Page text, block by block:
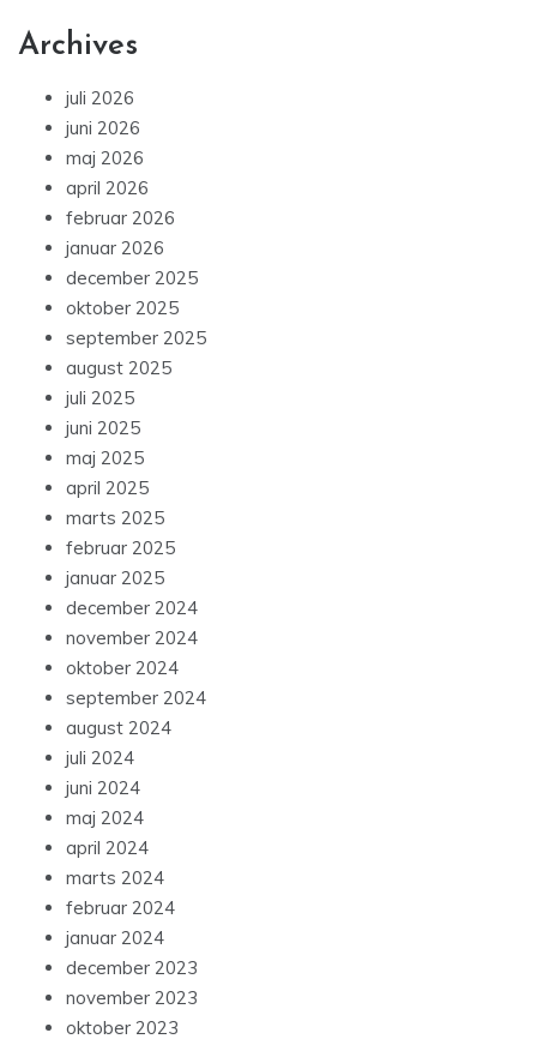
Archives
juli 2026
juni 2026
maj 2026
april 2026
februar 2026
januar 2026
december 2025
oktober 2025
september 2025
august 2025
juli 2025
juni 2025
maj 2025
april 2025
marts 2025
februar 2025
januar 2025
december 2024
november 2024
oktober 2024
september 2024
august 2024
juli 2024
juni 2024
maj 2024
april 2024
marts 2024
februar 2024
januar 2024
december 2023
november 2023
oktober 2023